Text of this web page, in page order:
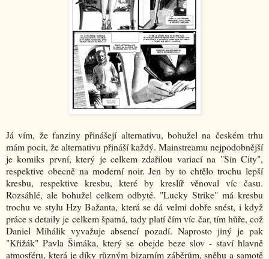
Já vím, že fanziny přinášejí alternativu, bohužel na českém trhu
mám pocit, že alternativu přináší každý. Mainstreamu nejpodobnější
je komiks první, který je celkem zdařilou variací na "Sin City",
respektive obecně na moderní noir. Jen by to chtělo trochu lepší
kresbu, respektive kresbu, které by kreslíř věnoval víc času.
Rozsáhlé, ale bohužel celkem odbyté. "Lucky Strike" má kresbu
trochu ve stylu Hzy Bažanta, která se dá velmi dobře snést, i když
práce s detaily je celkem špatná, tady platí čím víc čar, tím hůře, což
Daniel Mihálik vyvažuje absencí pozadí. Naprosto jiný je pak
"Křižák" Pavla Šimáka, který se obejde beze slov - staví hlavně
atmosféru, která je díky různým bizarním záběrům, sněhu a samotě